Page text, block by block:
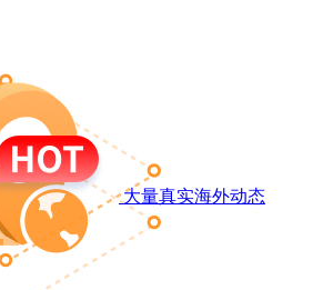
大量真实海外动态